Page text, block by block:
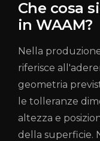
Che cosa
in WAAM?
Nella
riferisce
geometria
le tolleranze
altezza e
della superficie.